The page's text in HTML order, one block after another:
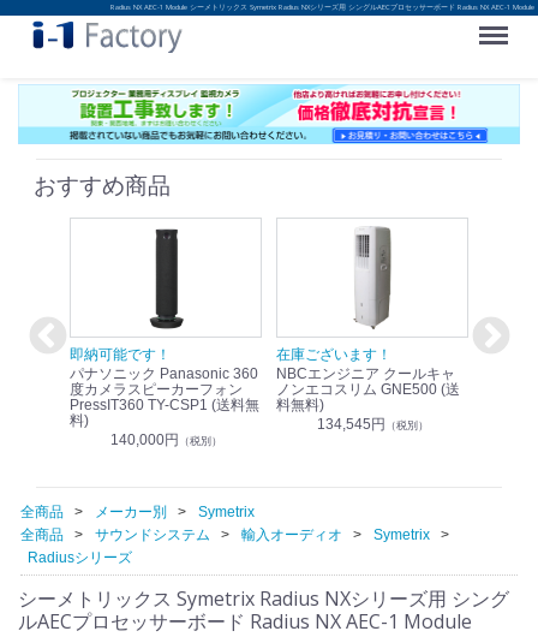
Radius NX AEC-1 Module シーメトリックス Symetrix Radius NXシリーズ用 シングルAECプロセッサーボード Radius NX AEC-1 Module
Menu
おすすめ商品
即納可能です！
パナソニック Panasonic 360
度カメラスピーカーフォン
PressIT360 TY-CSP1 (送料無
料)
140,000円 （税別）
在庫ございます！
NBCエンジニア クールキャ
ノンエコスリム GNE500 (送
料無料)
134,545円 （税別）
即納可
全商品 メーカー別
Symetrix
全商品
サウンドシステム 輸入オーディオ
Symetrix
Radiusシリーズ
シーメトリックス Symetrix Radius NXシリーズ用 シング
ルAECプロセッサーボード Radius NX AEC-1 Module